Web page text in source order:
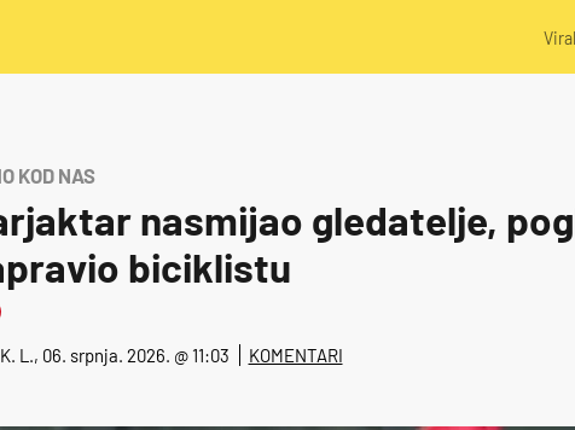
KOD NAS
nasmijao gledatelje,
biciklistu
K. L., 06. srpnja. 2026. @ 11:03 KOMENTARI